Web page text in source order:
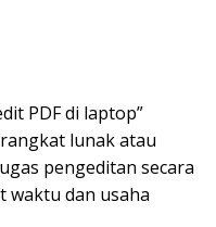
PDF di laptop”
lunak atau
pengeditan secara
waktu dan usaha